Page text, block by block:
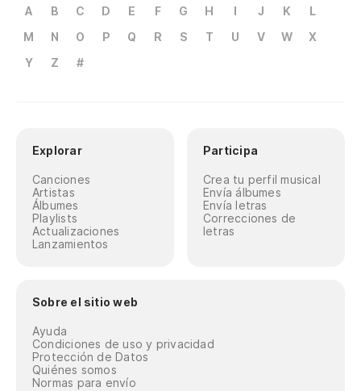
A B C D E F G H I J K
L
M
N O P Q R S T U V W
X
Y
Z #
Explorar
Canciones
Artistas
Álbumes
Playlists
Actualizaciones
Lanzamientos
Participa
Crea tu perfil musical
Envía álbumes
Envía letras
Correcciones de
letras
Sobre el sitio web
Ayuda
Condiciones de uso y privacidad
Protección de Datos
Quiénes somos
Normas para envío